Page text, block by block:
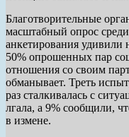
Благотворительные
масштабный опрос
анкетирования удивили
50% опрошенных пар
отношения со своим
обманывает. Треть
раз сталкивалась с
лгала, а 9% сообщили,
в измене.